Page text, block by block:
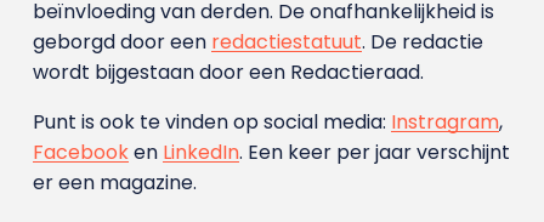
beïnvloeding van derden. De onafhankelijkheid is
geborgd door een redactiestatuut. De redactie
wordt bijgestaan door een Redactieraad.
Punt is ook te vinden op social media: Instragram,
Facebooken LinkedIn. Een keer per jaar verschijnt
er een magazine.